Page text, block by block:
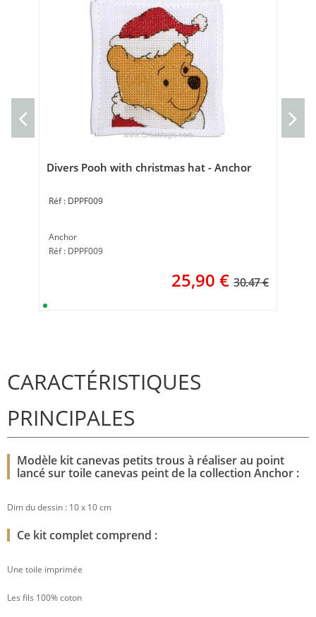
Divers Pooh with christmas hat - Anchor
DPPF009
Anchor
Réf : DPPF009
25,90 € 30.47 €
CARACTÉRISTIQUES
PRINCIPALES
Modèle kit canevas petits trous à réaliser au point
lancé sur toile canevas peint de la collection Anchor :
Dim du dessin : 10 x 10 cm
Ce kit complet comprend :
Une toile imprimée
Les fils 100% coton